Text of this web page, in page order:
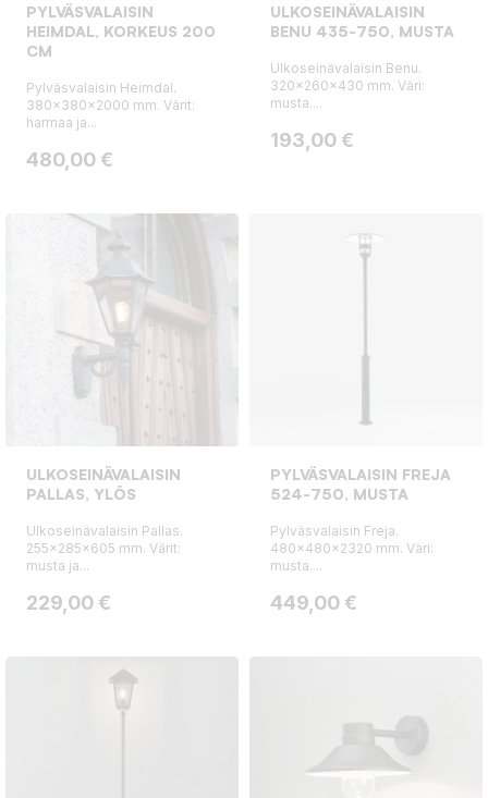
PYLVÄSVALAISIN
HEIMDAL, KORKEUS 200
CM
Pylväsvalaisin Heimdal.
380x380x2000 mm. Värit:
harmaa ja...
Hinta
480,00 €
ULKOSEINÄVALAISIN
BENU 435-750, MUSTA
Ulkoseinävalaisin Benu.
320x260x430 mm. Väri:
musta....
Hinta
193,00 €
ULKOSEINÄVALAISIN
PALLAS, YLÖS
Ulkoseinävalaisin Pallas.
255x285x605 mm. Värit:
musta ja...
Hinta
229,00 €
PYLVÄSVALAISIN FREJA
524-750, MUSTA
Pylväsvalaisin Freja.
480x480x2320 mm. Väri:
musta....
Hinta
449,00 €